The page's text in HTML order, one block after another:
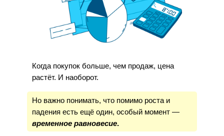
Когда покупок больше, чем продаж, цена
растёт. И наоборот.
Но важно понимать, что помимо роста и
падения есть ещё один, особый момент —
временное равновесие.